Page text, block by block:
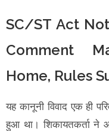
SC/ST Act
Comment
Home, Rules
यह कानूनी विवाद एक ही
हुआ था। शिकायतकर्ता ने